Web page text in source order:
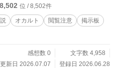
8,502 位 / 8,502件
オカルト 閲覧注意
掲示板
感想数 0
文字数 4,958
新日 2026.07.07
登録日 2026.06.28